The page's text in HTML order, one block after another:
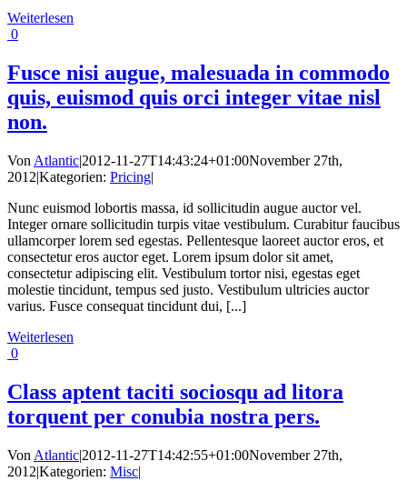
Weiterlesen
0
Fusce nisi augue, malesuada in commodo
quis, euismod quis orci integer vitae nisl
non.
Von Atlantic|2012-11-27T14:43:24+01:00November 27th,
2012|Kategorien: Pricing|
Nunc euismod lobortis massa, id sollicitudin augue auctor vel.
Integer ornare sollicitudin turpis vitae vestibulum. Curabitur faucibus
ullamcorper lorem sed egestas. Pellentesque laoreet auctor eros, et
consectetur eros auctor eget. Lorem ipsum dolor sit amet,
consectetur adipiscing elit. Vestibulum tortor nisi, egestas eget
molestie tincidunt, tempus sed justo. Vestibulum ultricies auctor
varius. Fusce consequat tincidunt dui, [...]
Weiterlesen
0
Class aptent taciti sociosqu ad litora
torquent per conubia nostra pers.
Von Atlantic|2012-11-27T14:42:55+01:00November 27th,
2012|Kategorien: Misc|